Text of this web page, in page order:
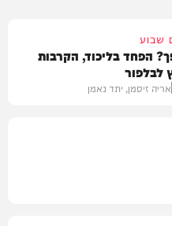
שבוע
הפחד בליכוד, הקרבות
לבלפור
אריה זיסמן, יתד נאמן